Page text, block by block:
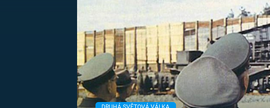
PRVNÍ SVĚTOVÁ
NAPOLEON
BONAPARTE
BRITSKÁ
KRÁLOVSKÁ
RODINA